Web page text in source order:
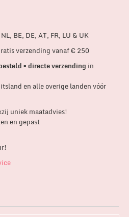
BE, DE, AT, FR, LU & UK
verzending vanaf € 250
= directe verzending in
en alle overige landen vóór
uniek maatadvies!
en gepast